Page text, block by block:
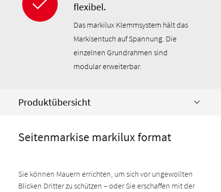
flexibel.
Das markilux Klemmsystem hält das
Markisentuch auf Spannung. Die
einzelnen Grundrahmen sind
modular erweiterbar.
Produktübersicht
Seitenmarkise markilux format
Sie können Mauern errichten, um sich vor ungewollten
Blicken Dritter zu schützen – oder Sie erschaffen mit der